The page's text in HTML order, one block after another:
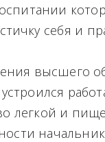
себя и
высшего
легкой и